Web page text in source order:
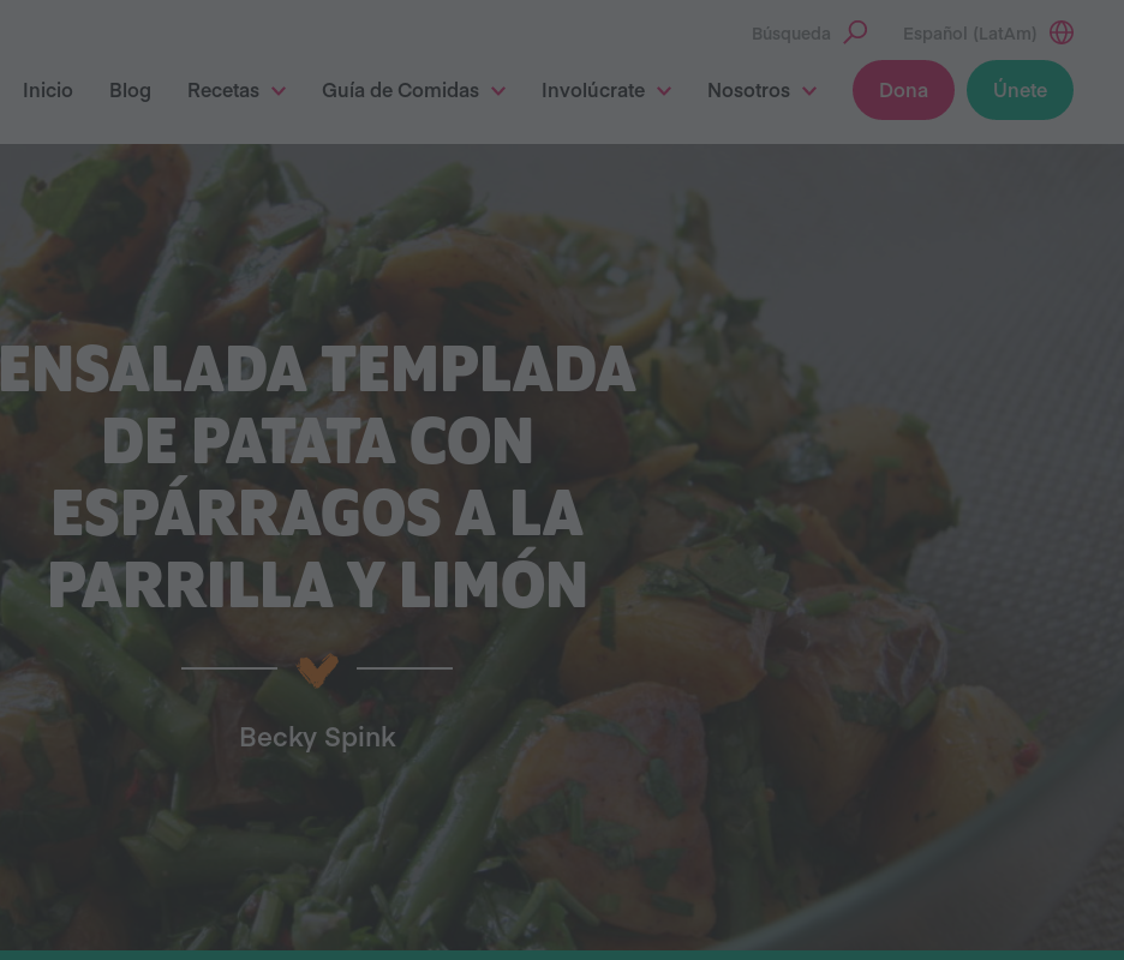
Búsqueda Español (LatAm)
Inicio Blog Recetas Guía de Comidas Involúcrate Nosotros Dona Únete
ENSALADA TEMPLADA
DE PATATA CON
ESPÁRRAGOS A LA
PARRILLA Y LIMÓN
Becky Spink